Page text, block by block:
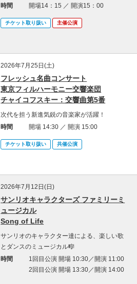
時間 開場14：15 ／ 開演15：00
チケット取り扱い 主催公演
2026年7月25日(土)
フレッシュ名曲コンサート
東京フィルハーモニー交響楽団
チャイコフスキー：交響曲第5番
次代を担う新進気鋭の音楽家が活躍！
時間
開場 14:30 ／ 開演 15:00
チケット取り扱い 共催公演
2026年7月12日(日)
サンリオキャラクターズ ファミリーミ
ュージカル
Song of Life
サンリオのキャラクター達による、楽しい歌
とダンスのミュージカル🎼
時間
1回目公演 開場 10:30／開演 11:00
2回目公演 開場 13:30／開演 14:00